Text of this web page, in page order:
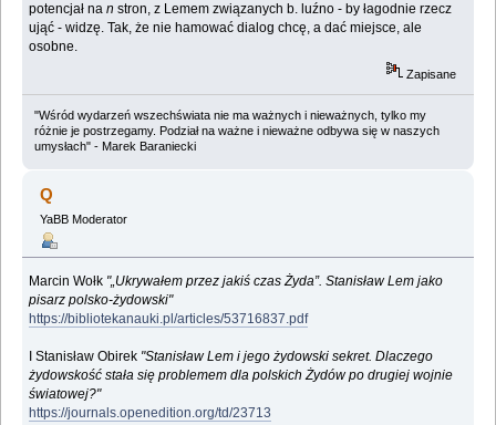
potencjał nan stron, z Lemem związanych b. luźno - by łagodnie rzecz
ująć - widzę. Tak, że nie hamować dialog chcę, a dać miejsce, ale
osobne.
Zapisane
"Wśród wydarzeń wszechświata nie ma ważnych i nieważnych, tylko my
różnie je postrzegamy. Podział na ważne i nieważne odbywa się w naszych
umysłach" - Marek Baraniecki
Q
YaBB Moderator
Marcin Wołk "„Ukrywałem przez jakiś czas Żyda”. Stanisław Lem jako
pisarz polsko-żydowski"
https://bibliotekanauki.pl/articles/53716837.pdf
I Stanisław Obirek "Stanisław Lem i jego żydowski sekret. Dlaczego
żydowskość stała się problemem dla polskich Żydów po drugiej wojnie
światowej?"
https://journals.openedition.org/td/23713